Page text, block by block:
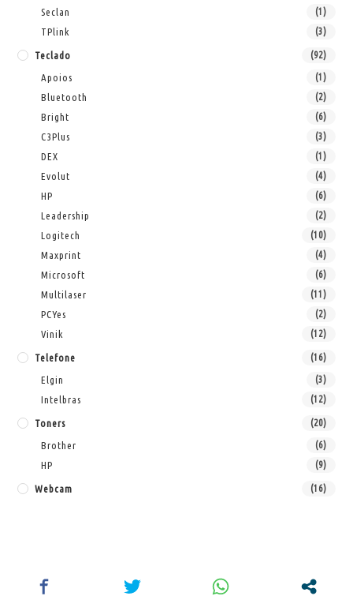
Seclan (1)
TPlink (3)
Teclado (92)
Apoios (1)
Bluetooth (2)
Bright (6)
C3Plus (3)
DEX (1)
Evolut (4)
HP (6)
Leadership (2)
Logitech (10)
Maxprint (4)
Microsoft (6)
Multilaser (11)
PCYes (2)
Vinik (12)
Telefone (16)
Elgin (3)
Intelbras (12)
Toners (20)
Brother (6)
HP (9)
Webcam (16)